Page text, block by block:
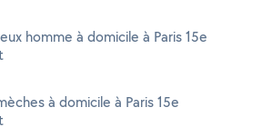
homme à domicile à Paris 15e
à domicile à Paris 15e